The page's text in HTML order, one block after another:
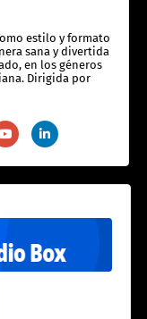
estilo y formato
sana y divertida
en los géneros
Dirigida por